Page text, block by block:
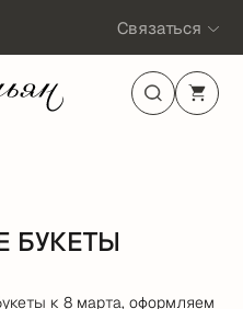
Связаться
БУКЕТЫ
к 8 марта, оформляем